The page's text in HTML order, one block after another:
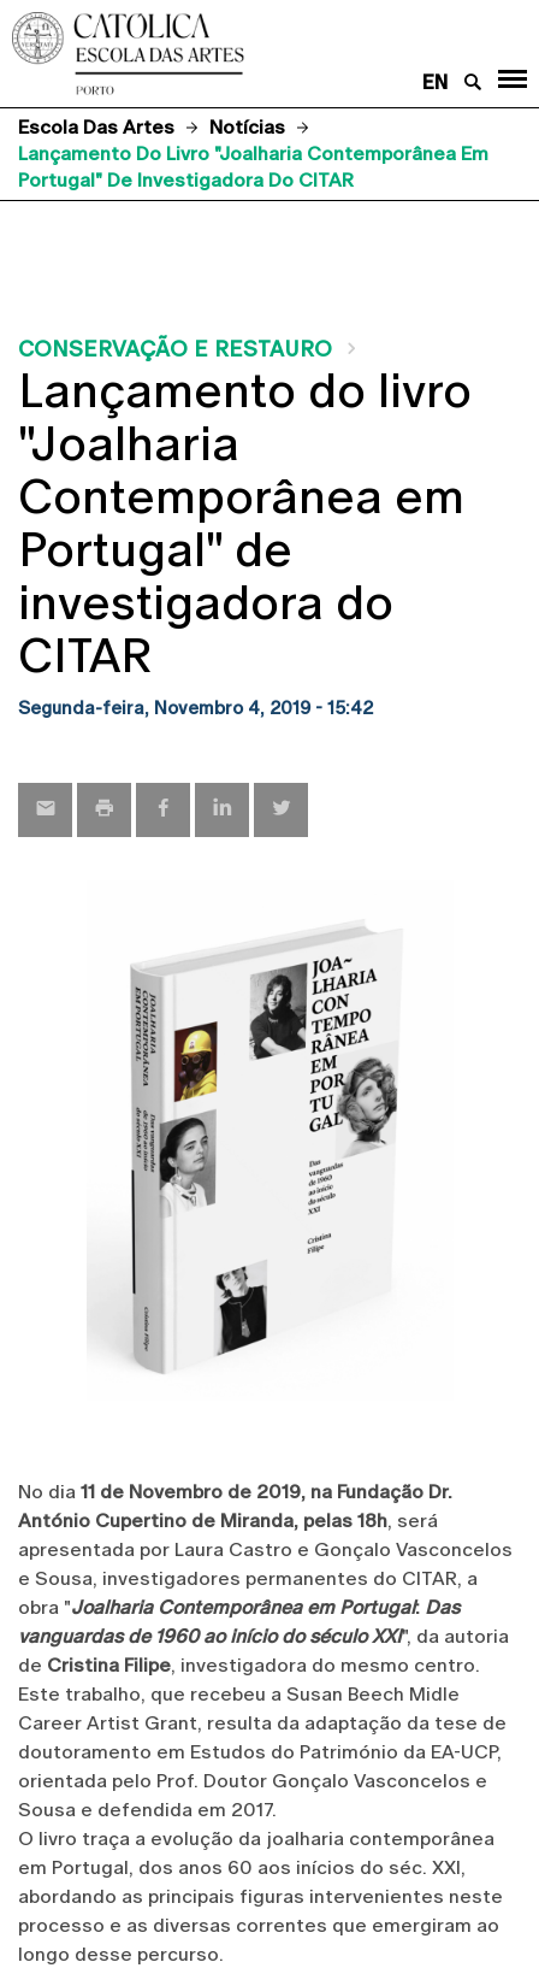
EN
Escola Das Artes
Notícias
Lançamento Do Livro "Joalharia Contemporânea Em
Portugal" De Investigadora Do CITAR
CONSERVAÇÃO E RESTAURO
Lançamento do livro
"Joalharia
Contemporânea em
Portugal" de
investigadora do
CITAR
Segunda-feira, Novembro 4, 2019 - 15:42
No dia 11 de Novembro de 2019, na Fundação Dr.
António Cupertino de Miranda, pelas 18h, será
apresentada por Laura Castro e Gonçalo Vasconcelos
e Sousa, investigadores permanentes do CITAR, a
obra "Joalharia Contemporânea em Portugal: Das
vanguardas de 1960 ao início do século XXI", da autoria
de Cristina Filipe, investigadora do mesmo centro.
Este trabalho, que recebeu a Susan Beech Midle
Career Artist Grant, resulta da adaptação da tese de
doutoramento em Estudos do Património da EA-UCP,
orientada pelo Prof. Doutor Gonçalo Vasconcelos e
Sousa e defendida em 2017.
O livro traça a evolução da joalharia contemporânea
em Portugal, dos anos 60 aos inícios do séc. XXI,
abordando as principais figuras intervenientes neste
processo e as diversas correntes que emergiram ao
longo desse percurso.